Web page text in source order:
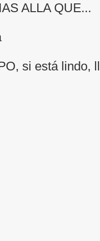
ALLA QUE...
si está lindo,